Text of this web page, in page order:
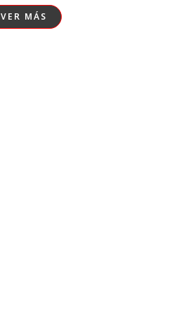
VER MÁS